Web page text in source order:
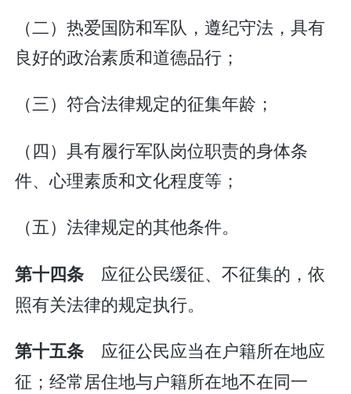
（二）热爱国防和军队，遵纪守法，具有
良好的政治素质和道德品行；
（三）符合法律规定的征集年龄；
（四）具有履行军队岗位职责的身体条
件、心理素质和文化程度等；
（五）法律规定的其他条件。
第十四条 应征公民缓征、不征集的，依
照有关法律的规定执行。
第十五条 应征公民应当在户籍所在地应
征；经常居住地与户籍所在地不在同一